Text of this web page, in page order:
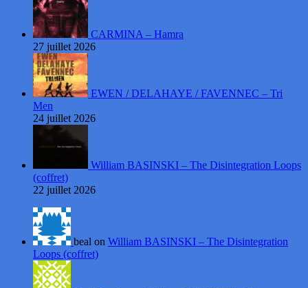
CARMINA – Hamra
27 juillet 2026
EWEN / DELAHAYE / FAVENNEC – Tri
Men
24 juillet 2026
William BASINSKI – The Disintegration Loops
(coffret)
22 juillet 2026
beal on William BASINSKI – The Disintegration
Loops (coffret)